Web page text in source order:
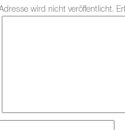
wird nicht veröffentlicht.